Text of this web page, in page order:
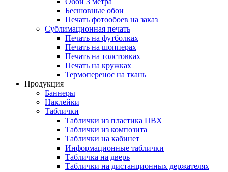
Бесшовные обои
Печать фотообоев на заказ
Сублимационная печать
Печать на футболках
Печать на шопперах
Печать на толстовках
Печать на кружках
Термоперенос на ткань
Продукция
Баннеры
Наклейки
Таблички
Таблички из пластика ПВХ
Таблички из композита
Таблички на кабинет
Информационные таблички
Табличка на дверь
Таблички на дистанционных держателях